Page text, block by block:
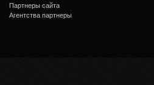
Партнеры сайта
Агентства партнеры